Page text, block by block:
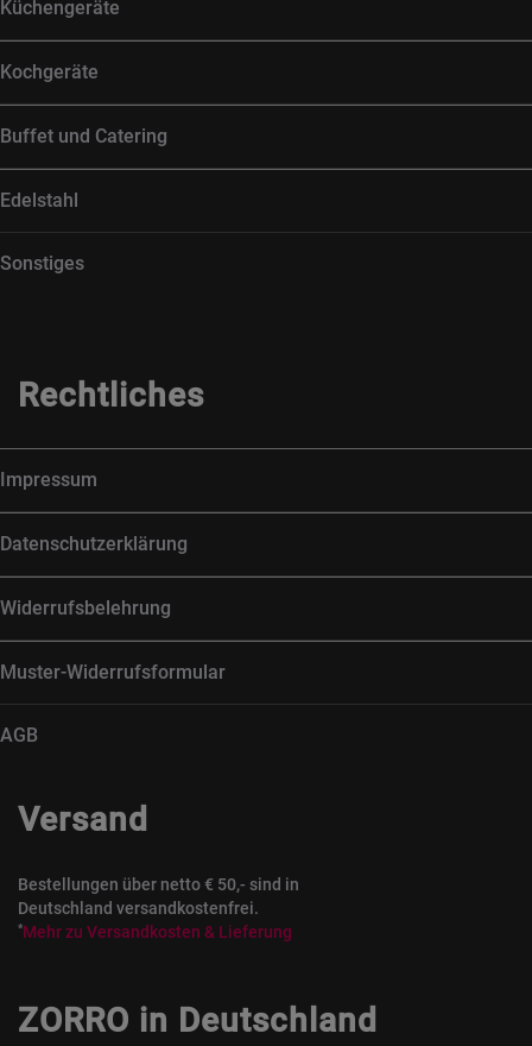
Küchengeräte
Kochgeräte
Buffet und Catering
Edelstahl
Sonstiges
Rechtliches
Impressum
Datenschutzerklärung
Widerrufsbelehrung
Muster-Widerrufsformular
AGB
Versand
Bestellungen über netto € 50,- sind in
Deutschland versandkostenfrei.
*Mehr zu Versandkosten & Lieferung
ZORRO in Deutschland